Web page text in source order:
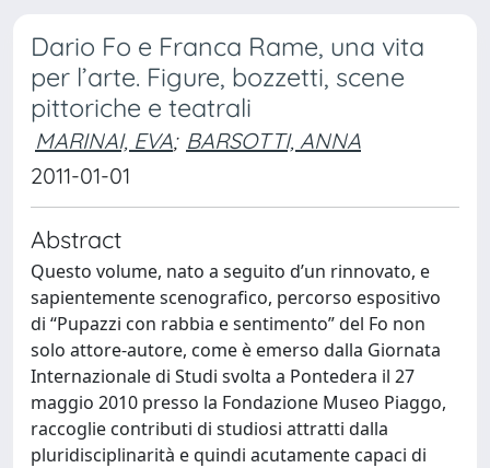
Dario Fo e Franca Rame, una vita
per l’arte. Figure, bozzetti, scene
pittoriche e teatrali
MARINAI, EVA; BARSOTTI, ANNA
2011-01-01
Abstract
Questo volume, nato a seguito d’un rinnovato, e
sapientemente scenografico, percorso espositivo
di “Pupazzi con rabbia e sentimento” del Fo non
solo attore-autore, come è emerso dalla Giornata
Internazionale di Studi svolta a Pontedera il 27
maggio 2010 presso la Fondazione Museo Piaggo,
raccoglie contributi di studiosi attratti dalla
pluridisciplinarità e quindi acutamente capaci di